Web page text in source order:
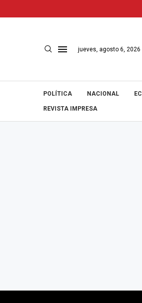
jueves, agosto 6, 2026
POLÍTICA NACIONAL
REVISTA IMPRESA